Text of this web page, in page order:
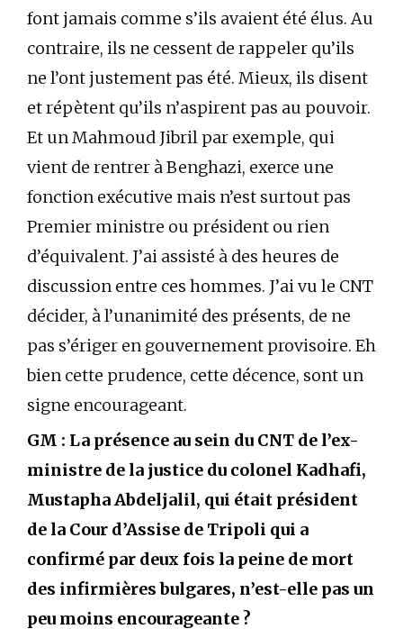
font jamais comme s’ils avaient été élus. Au
contraire, ils ne cessent de rappeler qu’ils
ne l’ont justement pas été. Mieux, ils disent
et répètent qu’ils n’aspirent pas au pouvoir.
Et un Mahmoud Jibril par exemple, qui
vient de rentrer à Benghazi, exerce une
fonction exécutive mais n’est surtout pas
Premier ministre ou président ou rien
d’équivalent. J’ai assisté à des heures de
discussion entre ces hommes. J’ai vu le CNT
décider, à l’unanimité des présents, de ne
pas s’ériger en gouvernement provisoire. Eh
bien cette prudence, cette décence, sont un
signe encourageant.
GM : La présence au sein du CNT de l’ex-
ministre de la justice du colonel Kadhafi,
Mustapha Abdeljalil, qui était président
de la Cour d’Assise de Tripoli qui a
confirmé par deux fois la peine de mort
des infirmières bulgares, n’est-elle pas un
peu moins encourageante ?